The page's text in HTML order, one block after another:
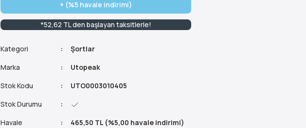
+ (%5 havale indirimi)
*52,62 TL den başlayan taksitlerle!
Kategori
Şortlar
Marka
Utopeak
Stok Kodu
UTO0003010405
Stok Durumu
Havale
465,50 TL (%5,00 havale indirimi)